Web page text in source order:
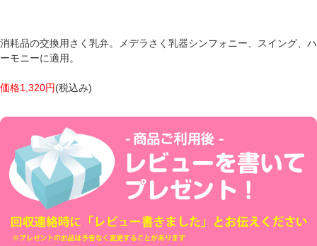
消耗品の交換用さく乳弁。メデラさく乳器シンフォニー、スイング、ハ
ーモニーに適用。
価格1,320円(税込み)